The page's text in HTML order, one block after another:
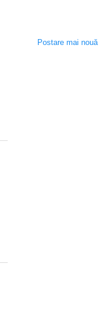
Postare mai nouă